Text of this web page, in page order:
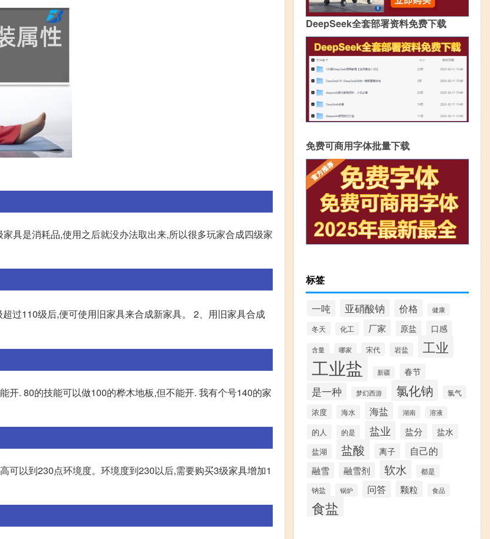
具是消耗品,使用之后就没办法取出来,所以很多玩家合成四级家
超过110级后,便可使用旧家具来合成新家具。 2、用旧家具合成
开. 80的技能可以做100的桦木地板,但不能开. 我有个号140的家
可以到230点环境度。环境度到230以后,需要购买3级家具增加1
DeepSeek全套部署资料免费下载
免费可商用字体批量下载
标签
一吨 亚硝酸钠 价格 健康
冬天 化工 厂家 原盐 口感
含量 哪家 宋代 岩盐 工业
工业盐 新疆 春节
是一种 梦幻西游 氯化钠 氯气
浓度 海水 海盐 湖南 溶液
的人 的是 盐业 盐分 盐水
盐湖 盐酸 离子 自己的
融雪 融雪剂 软水 都是
钠盐 锅炉 问答 颗粒 食品
食盐